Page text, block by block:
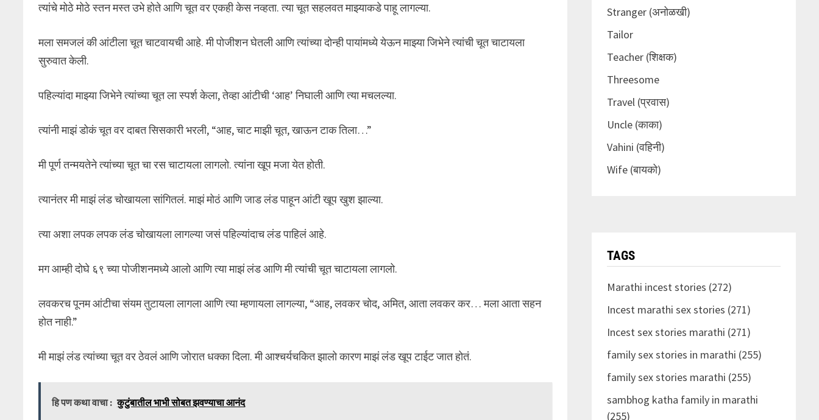
त्यांचे मोठे मोठे स्तन मस्त उभे होते आणि चूत वर एकही केस नव्हता. त्या चूत सहलवत माझ्याकडे पाहू लागल्या.
मला समजलं की आंटीला चूत चाटवायची आहे. मी पोजीशन घेतली आणि त्यांच्या दोन्ही पायांमध्ये येऊन माझ्या जिभेने त्यांची चूत चाटायला
सुरुवात केली.
पहिल्यांदा माझ्या जिभेने त्यांच्या चूत ला स्पर्श केला, तेव्हा आंटीची ‘आह’ निघाली आणि त्या मचलल्या.
त्यांनी माझं डोकं चूत वर दाबत सिसकारी भरली, “आह, चाट माझी चूत, खाऊन टाक तिला…”
मी पूर्ण तन्मयतेने त्यांच्या चूत चा रस चाटायला लागलो. त्यांना खूप मजा येत होती.
त्यानंतर मी माझं लंड चोखायला सांगितलं. माझं मोठं आणि जाड लंड पाहून आंटी खूप खुश झाल्या.
त्या अशा लपक लपक लंड चोखायला लागल्या जसं पहिल्यांदाच लंड पाहिलं आहे.
मग आम्ही दोघे ६९ च्या पोजीशनमध्ये आलो आणि त्या माझं लंड आणि मी त्यांची चूत चाटायला लागलो.
लवकरच पूनम आंटीचा संयम तुटायला लागला आणि त्या म्हणायला लागल्या, “आह, लवकर चोद, अमित, आता लवकर कर… मला आता सहन
होत नाही.”
मी माझं लंड त्यांच्या चूत वर ठेवलं आणि जोरात धक्का दिला. मी आश्चर्यचकित झालो कारण माझं लंड खूप टाईट जात होतं.
हि पण कथा वाचा : कुटुंबातील भाभी सोबत झवण्याचा आनंद
Stranger (अनोळखी)
Tailor
Teacher (शिक्षक)
Threesome
Travel (प्रवास)
Uncle (काका)
Vahini (वहिनी)
Wife (बायको)
TAGS
Marathi incest stories (272)
Incest marathi sex stories (271)
Incest sex stories marathi (271)
family sex stories in marathi (255)
family sex stories marathi (255)
sambhog katha family in marathi
(255)